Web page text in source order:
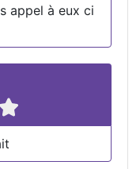
appel à eux ci